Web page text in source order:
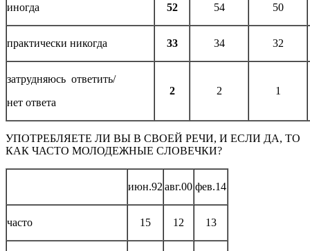
иногда 52 54 50
практически никогда 33 34 32
затрудняюсь ответить/
нет ответа
2 2 1
УПОТРЕБЛЯЕТЕ ЛИ ВЫ В СВОЕЙ РЕЧИ, И ЕСЛИ ДА, ТО
КАК ЧАСТО МОЛОДЕЖНЫЕ СЛОВЕЧКИ?
июн.92 авг.00 фев.14
часто 15 12 13